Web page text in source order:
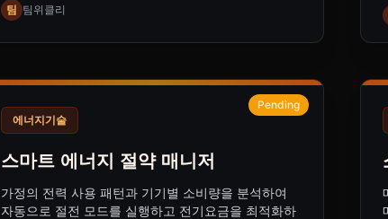
팀 팀위클리
Pending
에너지기술
스마트 에너지 절약 매니저
가정의 전력 사용 패턴과 기기별 소비량을 분석하여
자동으로 절전 모드를 실행하고 전기요금을 최적화하